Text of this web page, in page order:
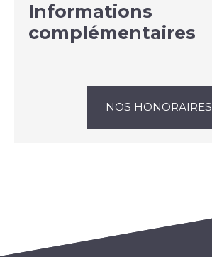
Informations
complémentaires
NOS HONORAIRES